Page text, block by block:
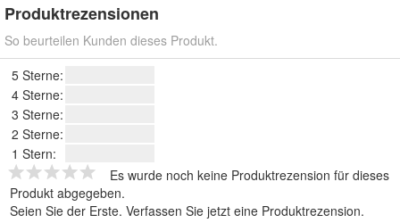
Produktrezensionen
So beurteilen Kunden dieses Produkt.
5 Sterne:
4 Sterne:
3 Sterne:
2 Sterne:
1 Stern:
Es wurde noch keine Produktrezension für dieses
Produkt abgegeben.
Seien Sie der Erste. Verfassen Sie jetzt eine Produktrezension.